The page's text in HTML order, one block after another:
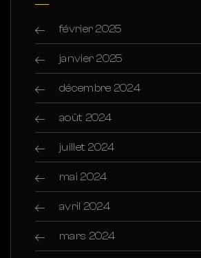
février 2025
janvier 2025
décembre 2024
août 2024
juillet 2024
mai 2024
avril 2024
mars 2024